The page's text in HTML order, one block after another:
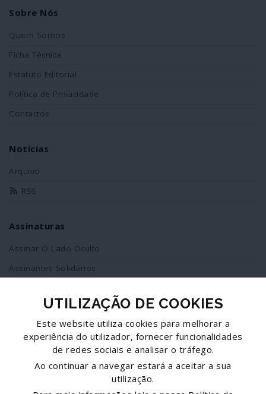
Sobre Nós
Quem Somos
Ficha Técnica
Estatuto Editorial
Política de Privacidade
Contactos
Notícias
Arquivo
RSS
Assinaturas
Assinar O Lado Oculto
Assinantes Solidários
Redes Sociais
Siga-nos no facebook
UTILIZAÇÃO DE COOKIES
Este website utiliza cookies para melhorar a
experiência do utilizador, fornecer funcionalidades
de redes sociais e analisar o tráfego.
Ao continuar a navegar estará a aceitar a sua
utilização.